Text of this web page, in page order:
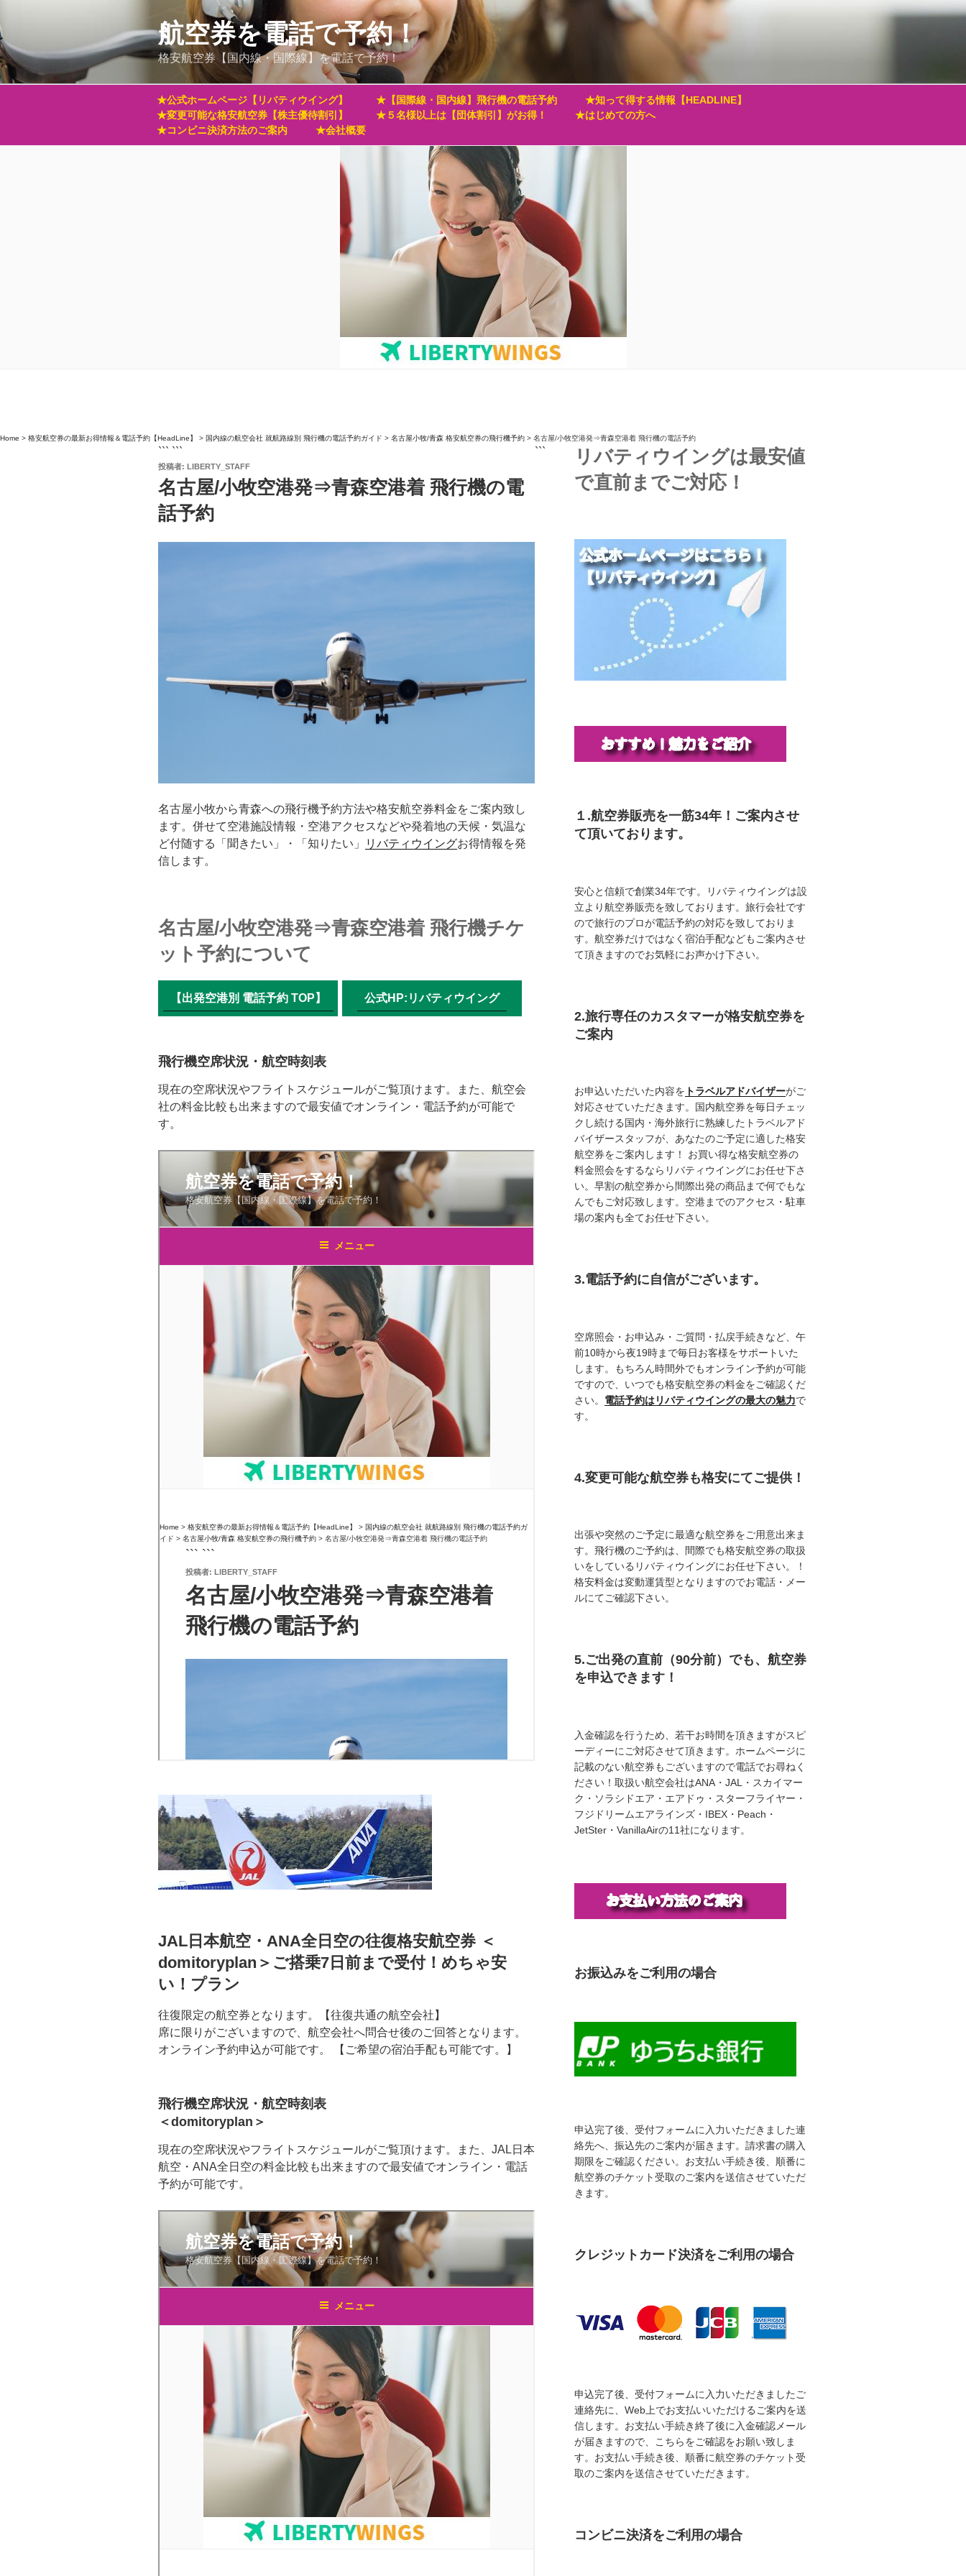
ン
テ
ン
ツ
ッ
航空券を電話で予約！
格安航空券【国内線・国際線】を電話で予約！
★公式ホームページ【リバティウイング】 ★【国際線・国内線】飛行機の電話予約
★知って得する情報【HEADLINE】
★変更可能な格安航空券【株主優待割引】
★５名様以上は【団体割引】がお得！
★はじめての方へ
★コンビニ決済方法のご案内
★会社概要
Home > 格安航空券の最新お得情報＆電話予約【HeadLine】 > 国内線の航空会社 就航路線別 飛行機の電話予約ガイド > 名古屋小牧/青森 格安航空券の飛行機予約 > 名古屋/小牧空港発⇒青森空港着 飛行機の電話予約
``` ```
投
日:
投稿者: LIBERTY_STAFF
名古屋/小牧空港発⇒青森空港着 飛行機の電
話予約
名古屋小牧から青森への飛行機予約方法や格安航空券料金をご案内致し
ます。併せて空港施設情報・空港アクセスなどや発着地の天候・気温な
ど付随する「聞きたい」・「知りたい」
リバティウイングお得情報を発
信します。
名古屋/小牧空港発⇒青森空港着 飛行機チケ
ット予約について
【出発空港別 電話予約 TOP】 公式HP:リバティウイング
飛行機空席状況・航空時刻表
現在の空席状況やフライトスケジュールがご覧頂けます。また、航空会
社の料金比較も出来ますので最安値でオンライン・電話予約が可能で
す。
JAL日本航空・ANA全日空の往復格安航空券 ＜
domitoryplan＞ご搭乗7日前まで受付！めちゃ安
い！プラン
往復限定の航空券となります。【往復共通の航空会社】
席に限りがございますので、航空会社へ問合せ後のご回答となります。
オンライン予約申込が可能です。 【ご希望の宿泊手配も可能です。】
飛行機空席状況・航空時刻表
＜domitoryplan＞
現在の空席状況やフライトスケジュールがご覧頂けます。また、JAL日本
航空・ANA全日空の料金比較も出来ますので最安値でオンライン・電話
予約が可能です。
リバティウイングは最安値
で直前までご対応！
１.航空券販売を一筋34年！ご案内させ
て頂いております。
安心と信頼で創業34年です。リバティウイングは設
立より航空券販売を致しております。旅行会社です
ので旅行のプロが電話予約の対応を致しておりま
す。航空券だけではなく宿泊手配などもご案内させ
て頂きますのでお気軽にお声かけ下さい。
2.旅行専任のカスタマーが格安航空券を
ご案内
お申込いただいた内容を トラベルアドバイザーがご
対応させていただきます。国内航空券を毎日チェッ
クし続ける国内・海外旅行に熟練したトラベルアド
バイザースタッフが、あなたのご予定に適した格安
航空券をご案内します！ お買い得な格安航空券の
料金照会をするならリバティウイングにお任せ下さ
い。早割の航空券から間際出発の商品まで何でもな
んでもご対応致します。空港までのアクセス・駐車
場の案内も全てお任せ下さい。
3.電話予約に自信がございます。
空席照会・お申込み・ご質問・払戻手続きなど、午
前10時から夜19時まで毎日お客様をサポートいた
します。もちろん時間外でもオンライン予約が可能
ですので、いつでも格安航空券の料金をご確認くだ
さい。 電話予約はリバティウイングの最大の魅力で
す。
4.変更可能な航空券も格安にてご提供！
出張や突然のご予定に最適な航空券をご用意出来ま
す。飛行機のご予約は、間際でも格安航空券の取扱
いをしているリバティウイングにお任せ下さい。！
格安料金は変動運賃型となりますのでお電話・メー
ルにてご確認下さい。
5.ご出発の直前（90分前）でも、航空券
を申込できます！
入金確認を行うため、若干お時間を頂きますがスピ
ーディーにご対応させて頂きます。ホームページに
記載のない航空券もございますので電話でお尋ねく
ださい！取扱い航空会社はANA・JAL・スカイマー
ク・ソラシドエア・エアドゥ・スターフライヤー・
フジドリームエアラインズ・IBEX・Peach・
JetSter・VanillaAirの11社になります。
お振込みをご利用の場合
申込完了後、受付フォームに入力いただきました連
絡先へ、振込先のご案内が届きます。請求書の購入
期限をご確認ください。お支払い手続き後、順番に
航空券のチケット受取のご案内を送信させていただ
きます。
クレジットカード決済をご利用の場合
申込完了後、受付フォームに入力いただきましたご
連絡先に、Web上でお支払いいただけるご案内を送
信します。お支払い手続き終了後に入金確認メール
が届きますので、こちらをご確認をお願い致しま
す。お支払い手続き後、順番に航空券のチケット受
取のご案内を送信させていただきます。
コンビニ決済をご利用の場合
```